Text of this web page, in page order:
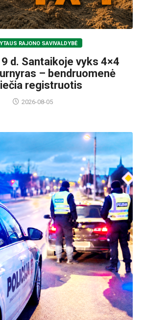
RAJONO SAVIVALDYBĖ
d. Santaikoje vyks 4×4
– bendruomenė
registruotis
2026-08-05